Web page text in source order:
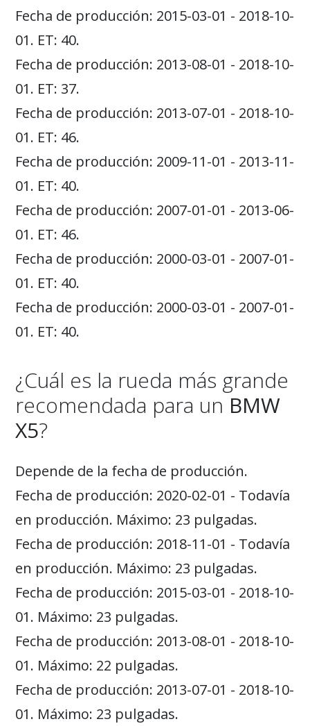
Fecha de producción: 2015-03-01 - 2018-10-
01. ET: 40.
Fecha de producción: 2013-08-01 - 2018-10-
01. ET: 37.
Fecha de producción: 2013-07-01 - 2018-10-
01. ET: 46.
Fecha de producción: 2009-11-01 - 2013-11-
01. ET: 40.
Fecha de producción: 2007-01-01 - 2013-06-
01. ET: 46.
Fecha de producción: 2000-03-01 - 2007-01-
01. ET: 40.
Fecha de producción: 2000-03-01 - 2007-01-
01. ET: 40.
¿Cuál es la rueda más grande
recomendada para un BMW
X5?
Depende de la fecha de producción.
Fecha de producción: 2020-02-01 - Todavía
en producción. Máximo: 23 pulgadas.
Fecha de producción: 2018-11-01 - Todavía
en producción. Máximo: 23 pulgadas.
Fecha de producción: 2015-03-01 - 2018-10-
01. Máximo: 23 pulgadas.
Fecha de producción: 2013-08-01 - 2018-10-
01. Máximo: 22 pulgadas.
Fecha de producción: 2013-07-01 - 2018-10-
01. Máximo: 23 pulgadas.